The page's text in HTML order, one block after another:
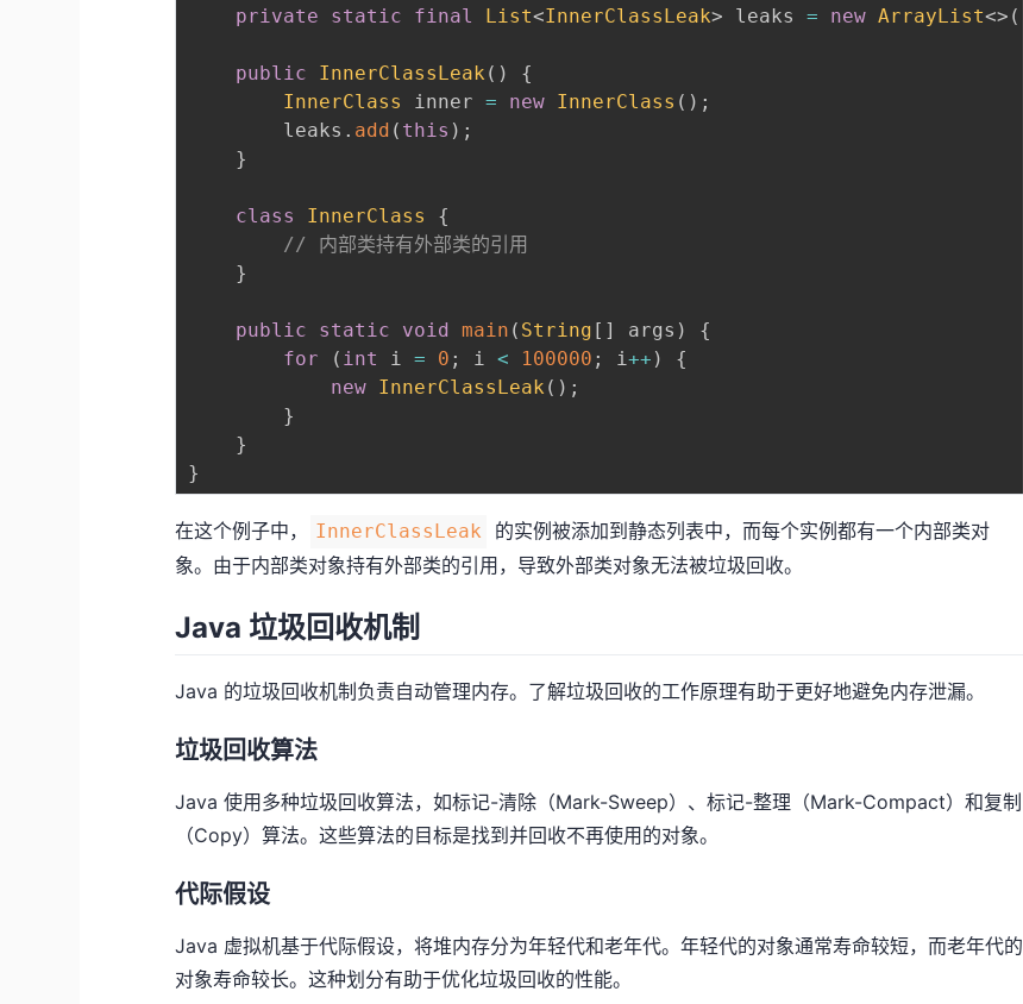
private
static final List<InnerClassLeak> leaks = new ArrayList<> (
public InnerClassLeak ( )
{
InnerClass
inner = new InnerClass ( ) ;
        leaks
. add ( this ) ;
}
class InnerClass
{
// 内部类持有外部类的引用
}
public static void main ( String [ ] args )
{
for
( int i = 0 ; i < 100000 ; i++ )
{
new InnerClassLeak ( ) ;
}
}
}
在这个例子中， InnerClassLeak
的实例被添加到静态列表中，而每个实例都有一个内部类对
象。由于内部类对象持有外部类的引用，导致外部类对象无法被垃圾回收。
Java 垃圾回收机制
Java 的垃圾回收机制负责自动管理内存。了解垃圾回收的工作原理有助于更好地避免内存泄漏。
垃圾回收算法
Java 使用多种垃圾回收算法，如标记-清除（Mark-Sweep）、标记-整理（Mark-Compact）和复制
（Copy）算法。这些算法的目标是找到并回收不再使用的对象。
代际假设
Java 虚拟机基于代际假设，将堆内存分为年轻代和老年代。年轻代的对象通常寿命较短，而老年代的
对象寿命较长。这种划分有助于优化垃圾回收的性能。